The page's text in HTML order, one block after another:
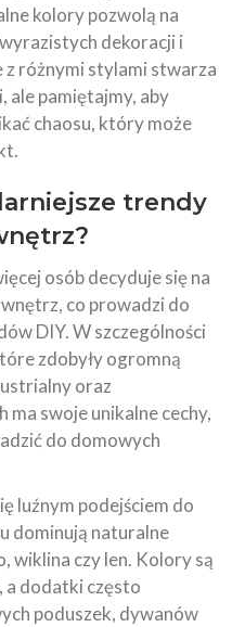
kolory pozwolą na
dekoracji i
z różnymi stylami stwarza
ale pamiętajmy, aby
chaosu, który może
trendy
osób decyduje się na
co prowadzi do
DIY. W szczególności
zdobyły ogromną
oraz
ma swoje unikalne cechy,
do domowych
luźnym podejściem do
dominują naturalne
wiklina czy len. Kolory są
a dodatki często
poduszek, dywanów